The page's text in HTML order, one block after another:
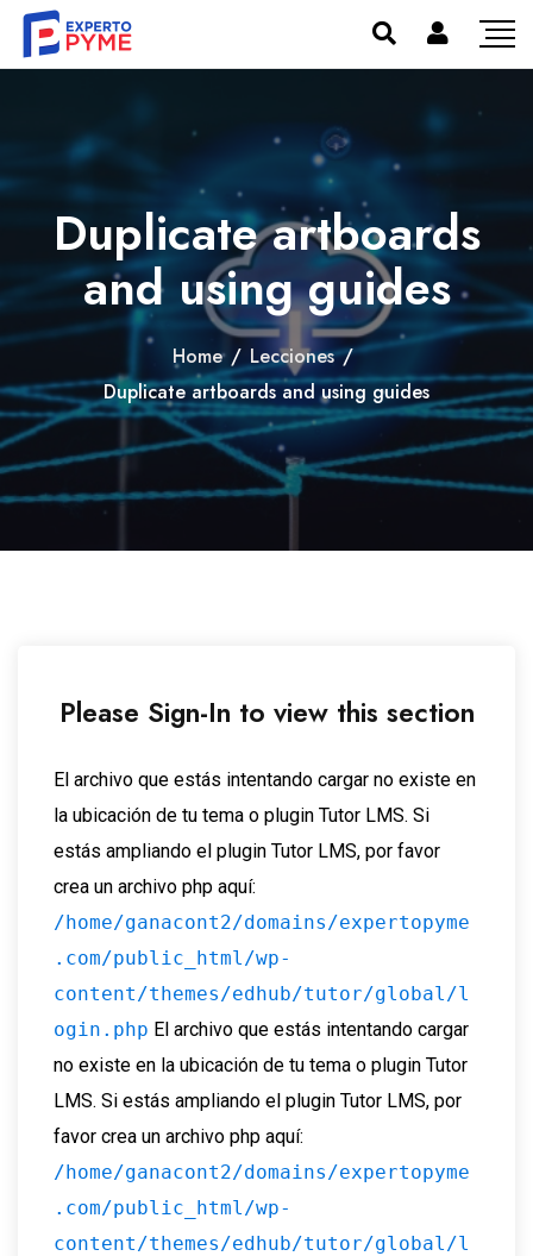
Duplicate artboards
and using guides
Home / Lecciones /
Duplicate artboards and using guides
Please Sign-In to view this section
El archivo que estás intentando cargar no existe en
la ubicación de tu tema o plugin Tutor LMS. Si
estás ampliando el plugin Tutor LMS, por favor
crea un archivo php aquí:
/home/ganacont2/domains/expertopyme
.com/public_html/wp-
content/themes/edhub/tutor/global/l
ogin.php El archivo que estás intentando cargar
no existe en la ubicación de tu tema o plugin Tutor
LMS. Si estás ampliando el plugin Tutor LMS, por
favor crea un archivo php aquí:
/home/ganacont2/domains/expertopyme
.com/public_html/wp-
content/themes/edhub/tutor/global/l